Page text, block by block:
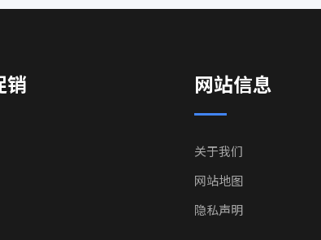
销 网站信息
关于我们
网站地图
隐私声明